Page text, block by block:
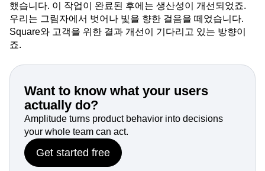
했습니다. 이 작업이 완료된 후에는 생산성이 개선되었죠.
우리는 그림자에서 벗어나 빛을 향한 걸음을 떼었습니다.
Square와 고객을 위한 결과 개선이 기다리고 있는 방향이
죠.
Want to know what your users
actually do?
Amplitude turns product behavior into decisions
your whole team can act.
Get started free